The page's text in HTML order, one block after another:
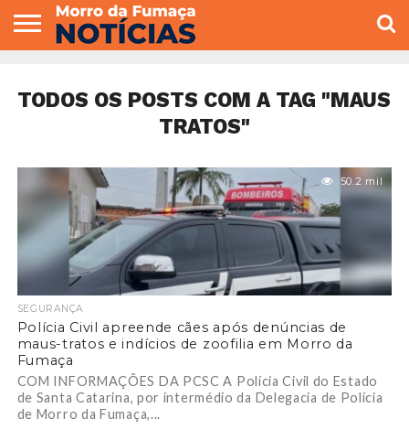
VEREADORES
TODOS OS POSTS COM A TAG "MAUS
TRATOS"
50.2 mil
SEGURANÇA
Polícia Civil apreende cães após denúncias de
maus-tratos e indícios de zoofilia em Morro da
Fumaça
COM INFORMAÇÕES DA PCSC A Polícia Civil do Estado
de Santa Catarina, por intermédio da Delegacia de Polícia
de Morro da Fumaça,...